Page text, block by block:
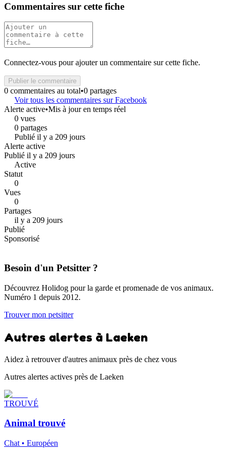
Commentaires sur cette fiche
Connectez-vous pour ajouter un commentaire sur cette fiche.
Publier le commentaire
0 commentaires au total•0 partages
Voir tous les commentaires sur Facebook
Alerte active•Mis à jour en temps réel
0 vues
0 partages
Publié il y a 209 jours
Alerte active
Publié il y a 209 jours
Active
Statut
0
Vues
0
Partages
il y a 209 jours
Publié
Sponsorisé
Besoin d'un Petsitter ?
Découvrez Holidog pour la garde et promenade de vos animaux.
Numéro 1 depuis 2012.
Trouver mon petsitter
Autres alertes à Laeken
Aidez à retrouver d'autres animaux près de chez vous
Autres alertes actives près de Laeken
TROUVÉ
Animal trouvé
Chat • Européen